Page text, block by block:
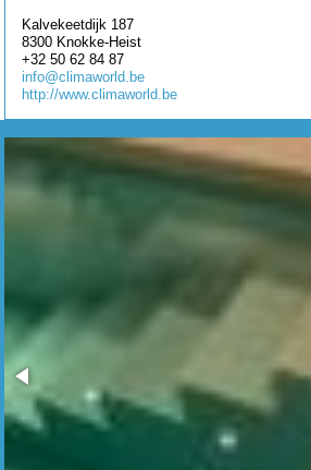
Kalvekeetdijk 187
8300 Knokke-Heist
+32 50 62 84 87
info@climaworld.be
http://www.climaworld.be